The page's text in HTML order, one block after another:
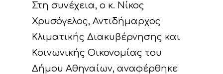
Στη συνέχεια, ο κ. Νίκος
Χρυσόγελος, Αντιδήμαρχος
Κλιματικής Διακυβέρνησης και
Κοινωνικής Οικονομίας του
Δήμου Αθηναίων, αναφέρθηκε